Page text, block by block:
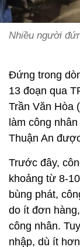
Nhiều người
Đứng trong
13 đoạn qua
Trần Văn Hòa
làm công
Thuận An
Trước đây,
khoảng từ 8-
bùng phát,
do ít đơn
công nhân.
nhập, dù ít